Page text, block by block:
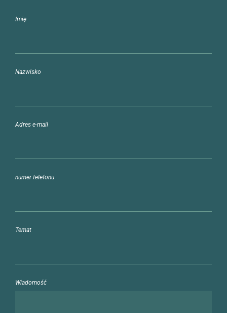
Imię
Nazwisko
Adres e-mail
numer telefonu
Temat
Wiadomość